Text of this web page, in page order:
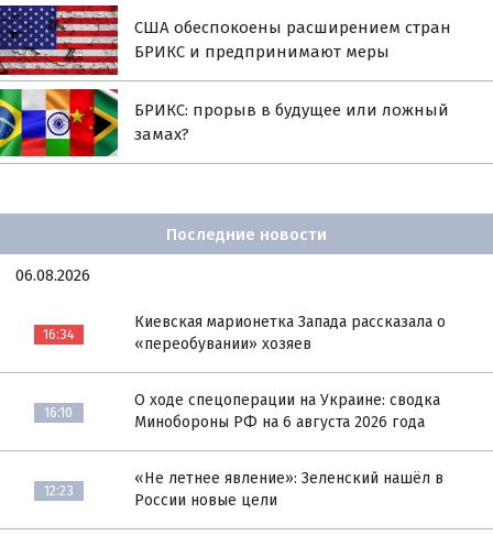
США обеспокоены расширением стран
БРИКС и предпринимают меры
БРИКС: прорыв в будущее или ложный
замах?
Последние новости
06.08.2026
16:34
Киевская марионетка Запада рассказала о
«переобувании» хозяев
16:10
О ходе спецоперации на Украине: сводка
Минобороны РФ на 6 августа 2026 года
12:23
«Не летнее явление»: Зеленский нашёл в
России новые цели